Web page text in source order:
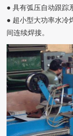
● 具有弧压自动跟踪
● 超小型大功率水冷
间连续焊接。